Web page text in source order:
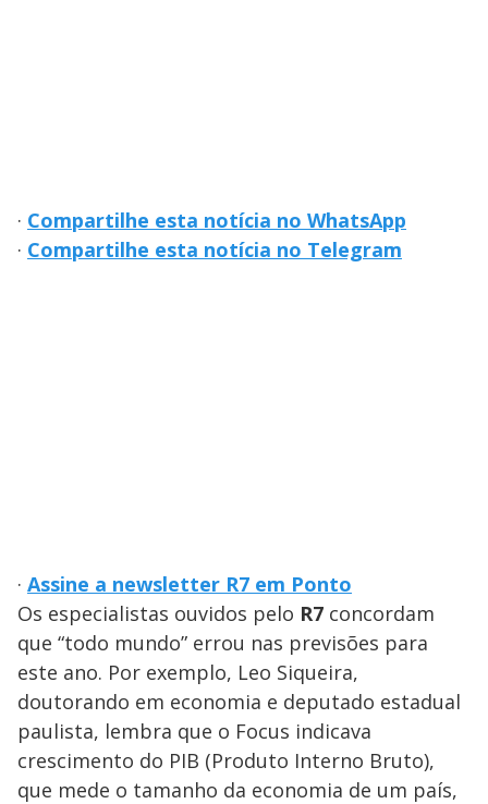
· Compartilhe esta notícia no WhatsApp
· Compartilhe esta notícia no Telegram
· Assine a newsletter R7 em Ponto
Os especialistas ouvidos pelo R7 concordam
que “todo mundo” errou nas previsões para
este ano. Por exemplo, Leo Siqueira,
doutorando em economia e deputado estadual
paulista, lembra que o Focus indicava
crescimento do PIB (Produto Interno Bruto),
que mede o tamanho da economia de um país,